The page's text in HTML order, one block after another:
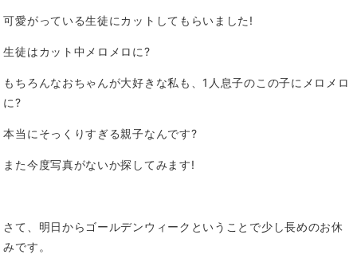
可愛がっている生徒にカットしてもらいました!
生徒はカット中メロメロに?
もちろんなおちゃんが大好きな私も、1人息子のこの子にメロメロ
に?
本当にそっくりすぎる親子なんです?
また今度写真がないか探してみます!
さて、明日からゴールデンウィークということで少し長めのお休
みです。